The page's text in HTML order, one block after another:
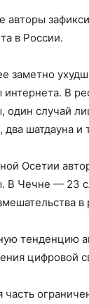
авторы
в России.
заметно
интернета. В
один случай
два шатдауна
Осетии
В Чечне — 23
тенденцию
цифровой
часть